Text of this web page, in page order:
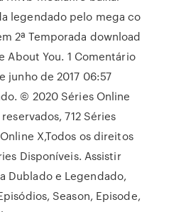
legendado pelo mega co
2ª Temporada download
About You. 1 Comentário
junho de 2017 06:57
© 2020 Séries Online
712 Séries
X,Todos os direitos
Disponíveis. Assistir
Dublado e Legendado,
Season, Episode,